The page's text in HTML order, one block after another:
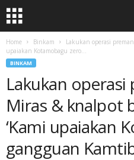
Home Binkam
Lakukan operasi
upaiakan Kotamobagu zero...
BINKAM
Lakukan operasi
Miras & knalpot
‘Kami upaiakan
gangguan